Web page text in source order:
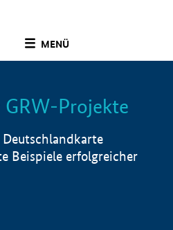
MENÜ
Info
Projekte
Beispiele erfolgreicher